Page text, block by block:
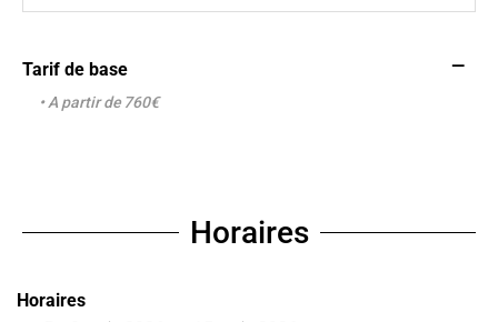
Tarif de base —
• A partir de 760€
Horaires
Horaires